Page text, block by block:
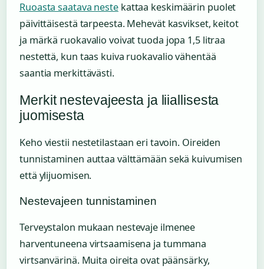
Ruoasta saatava nestekattaa keskimäärin puolet
päivittäisestä tarpeesta. Mehevät kasvikset, keitot
ja märkä ruokavalio voivat tuoda jopa 1,5 litraa
nestettä, kun taas kuiva ruokavalio vähentää
saantia merkittävästi.
Merkit nestevajeesta ja liiallisesta
juomisesta
Keho viestii nestetilastaan eri tavoin. Oireiden
tunnistaminen auttaa välttämään sekä kuivumisen
että ylijuomisen.
Nestevajeen tunnistaminen
Terveystalon mukaan nestevaje ilmenee
harventuneena virtsaamisena ja tummana
virtsanvärinä. Muita oireita ovat päänsärky,